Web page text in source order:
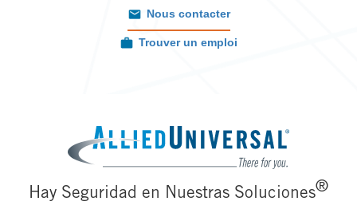
Nous contacter
Trouver un emploi
Image
Hay Seguridad en Nuestras Soluciones®